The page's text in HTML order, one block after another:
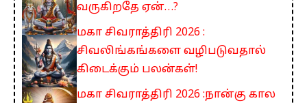
வருகிறதே ஏன்…?
மகா சிவராத்திரி 2026 :
சிவலிங்கங்களை வழிபடுவதால்
கிடைக்கும் பலன்கள்!
மகா சிவராத்திரி 2026 :நான்கு கால